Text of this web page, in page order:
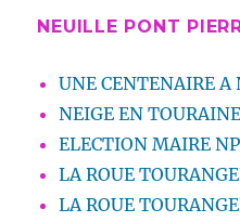
NEUILLE PONT
UNE CENTENAIRE A
NEIGE EN TOURAINE
ELECTION MAIRE
LA ROUE
LA ROUE